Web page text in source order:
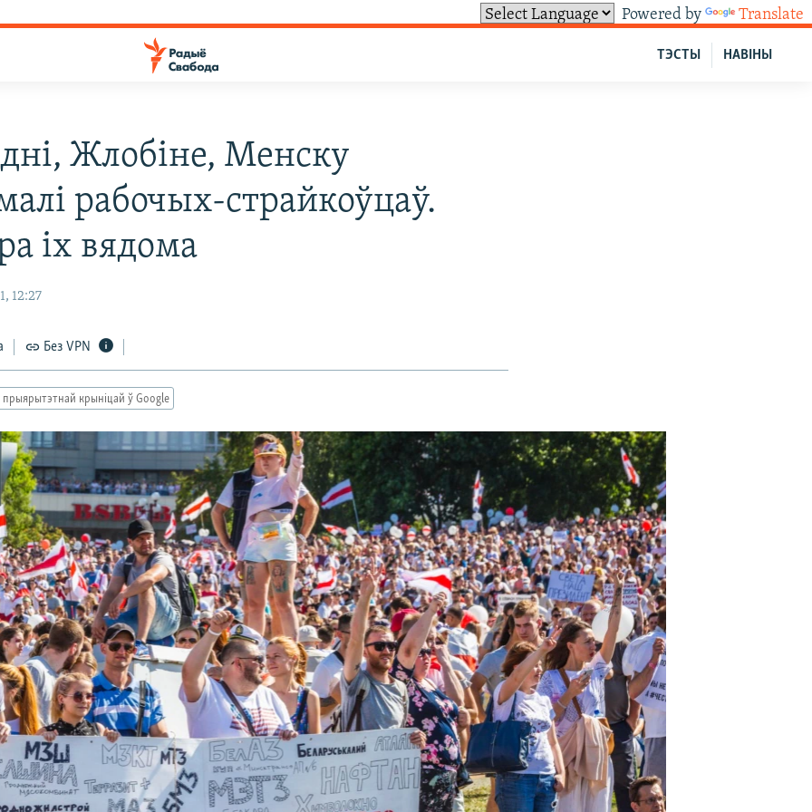
Powered by Translate
НАВІНЫ
ТЭСТЫ
Жлобіне, Менску
рабочых-страйкоўцаў.
іх вядома
12:27
Без VPN
прыярытэтнай крыніцай ў Google